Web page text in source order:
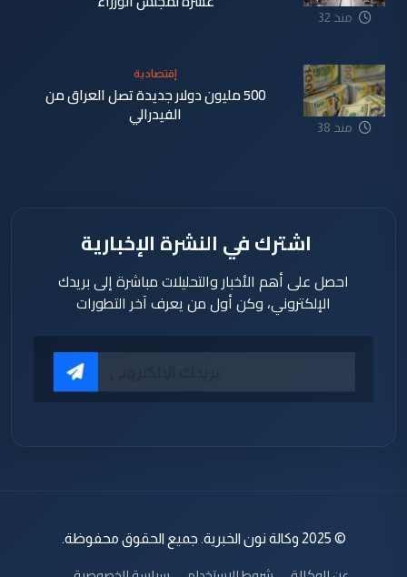
منذ 32
منذ 38
إقتصادية
500 مليون دولار جديدة تصل العراق من
الفيدرالي
اشترك في النشرة الإخبارية
احصل على أهم الأخبار والتحليلات مباشرة إلى بريدك
الإلكتروني، وكن أول من يعرف آخر التطورات
© 2025 وكالة نون الخبرية. جميع الحقوق محفوظة.